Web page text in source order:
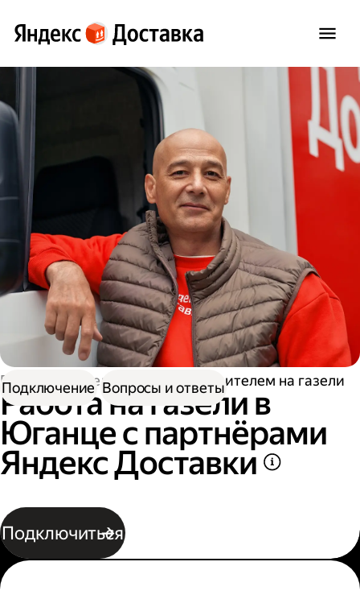
Работа водителем Работа водителем на газели
Работа на газели в
Юганце с партнёрами
Яндекс Доставки
Подключиться
Подключение Вопросы и ответы